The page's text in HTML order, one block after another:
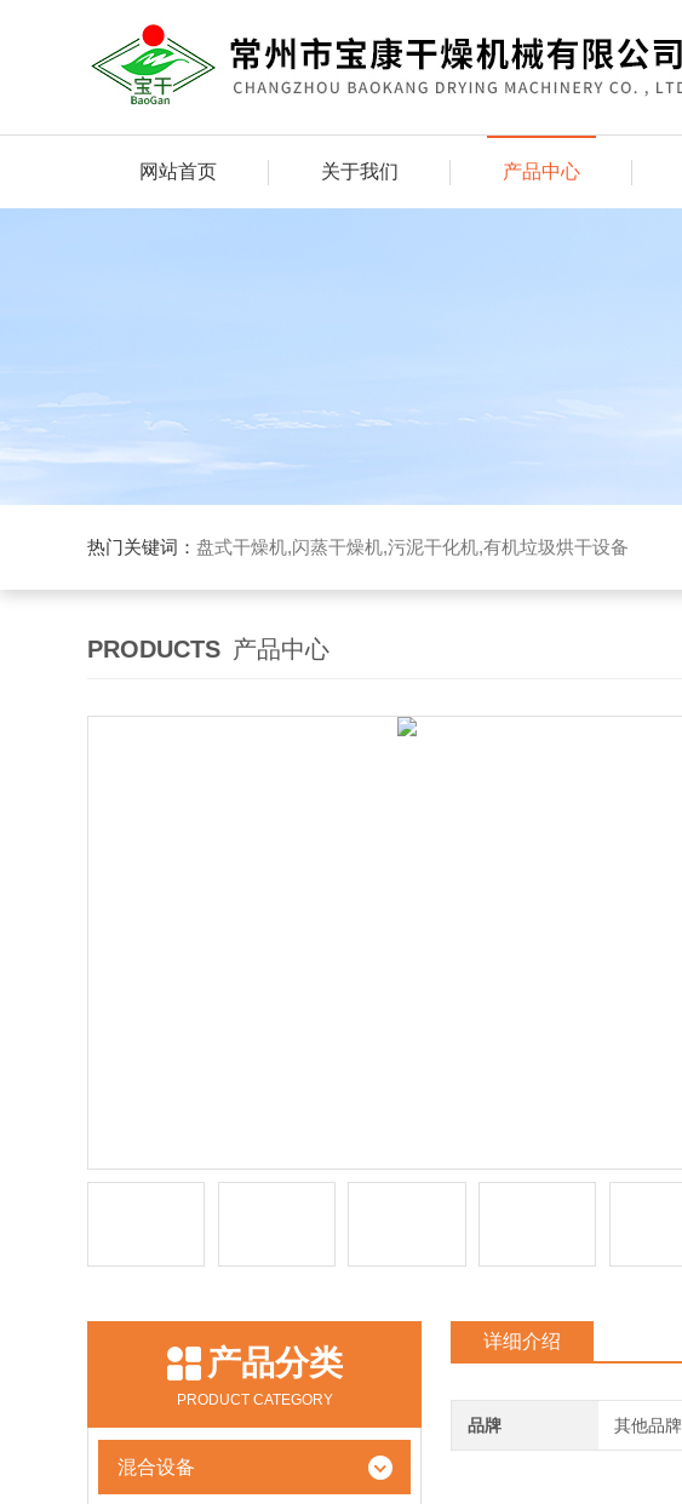
网站首页 关于我们 产品中心
热门关键词： 盘式干燥机,闪蒸干燥机,污泥干化机,有机垃圾烘干设备
PRODUCTS 产品中心
产品分类
PRODUCT CATEGORY
混合设备
详细介绍
品牌 其他品牌